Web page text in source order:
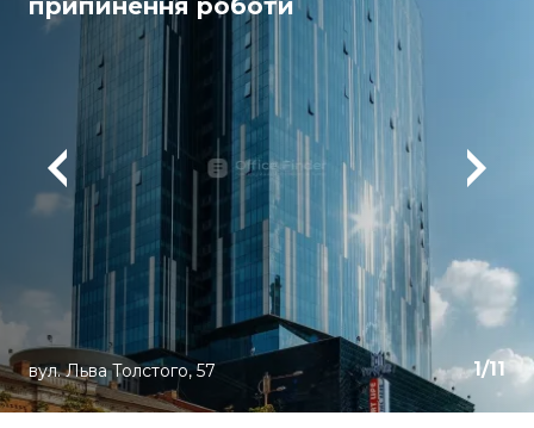
припинення роботи
1/11
вул. Льва Толстого, 57